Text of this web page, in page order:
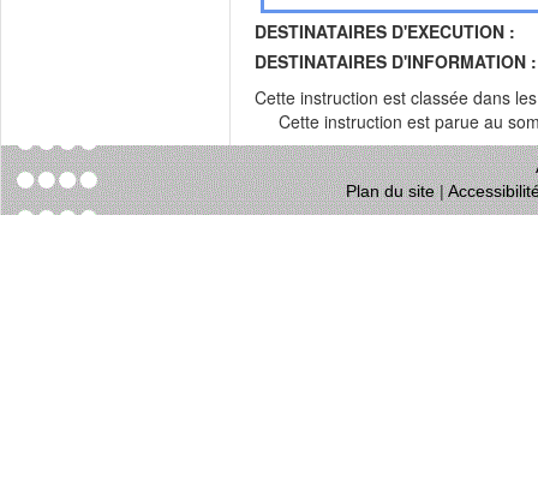
DESTINATAIRES D'EXECUTION :
DESTINATAIRES D'INFORMATION :
Cette instruction est classée dans
Cette instruction est parue au
Plan du site|